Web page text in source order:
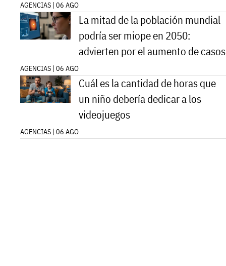
AGENCIAS | 06 AGO
La mitad de la población mundial
podría ser miope en 2050:
advierten por el aumento de casos
AGENCIAS | 06 AGO
Cuál es la cantidad de horas que
un niño debería dedicar a los
videojuegos
AGENCIAS | 06 AGO